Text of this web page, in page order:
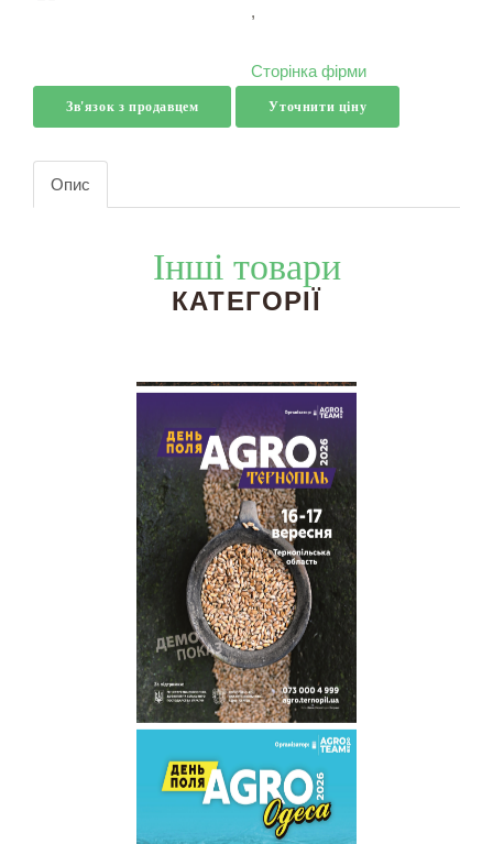
,
Сторінка фірми
Зв'язок з продавцем Уточнити ціну
Опис
Інші товари
КАТЕГОРІЇ